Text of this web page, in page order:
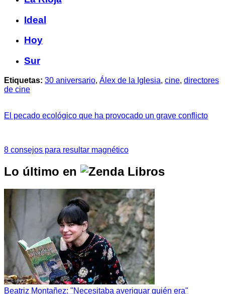
Ideal
Hoy
Sur
Etiquetas: 30 aniversario, Álex de la Iglesia, cine, directores
de cine
El pecado ecológico que ha provocado un grave conflicto
8 consejos para resultar magnético
Lo último en
Beatriz Montañez: "Necesitaba averiguar quién era"